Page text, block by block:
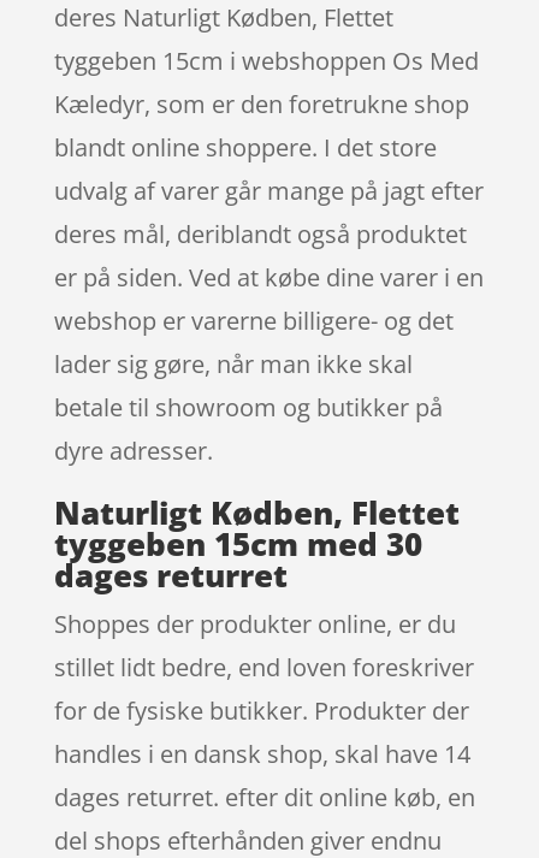
deres Naturligt Kødben, Flettet
tyggeben 15cm i webshoppen Os Med
Kæledyr, som er den foretrukne shop
blandt online shoppere. I det store
udvalg af varer går mange på jagt efter
deres mål, deriblandt også produktet
er på siden. Ved at købe dine varer i en
webshop er varerne billigere- og det
lader sig gøre, når man ikke skal
betale til showroom og butikker på
dyre adresser.
Naturligt Kødben, Flettet
tyggeben 15cm med 30
dages returret
Shoppes der produkter online, er du
stillet lidt bedre, end loven foreskriver
for de fysiske butikker. Produkter der
handles i en dansk shop, skal have 14
dages returret. efter dit online køb, en
del shops efterhånden giver endnu